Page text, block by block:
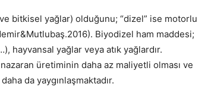
ve bitkisel yağlar) olduğunu; “dizel” ise motorlu
Biyodizel ham maddesi;
hayvansal yağlar veya atık yağlardır.
üretiminin daha az maliyetli olması ve
da yaygınlaşmaktadır.